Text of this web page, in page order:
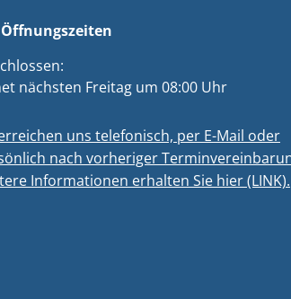
Öffnungszeiten
um weitere Öffnungs- oder
nächsten Freitag um 08:00 Uhr
uns telefonisch, per E-Mail oder
nach vorheriger
Informationen erhalten Sie hier (LINK).